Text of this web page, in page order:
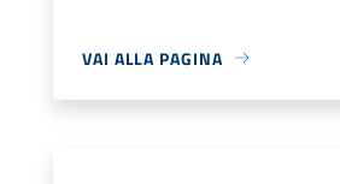
VAI ALLA PAGINA